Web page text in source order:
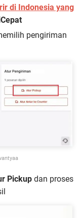
di Indonesia yang
pengiriman
Pickup dan proses